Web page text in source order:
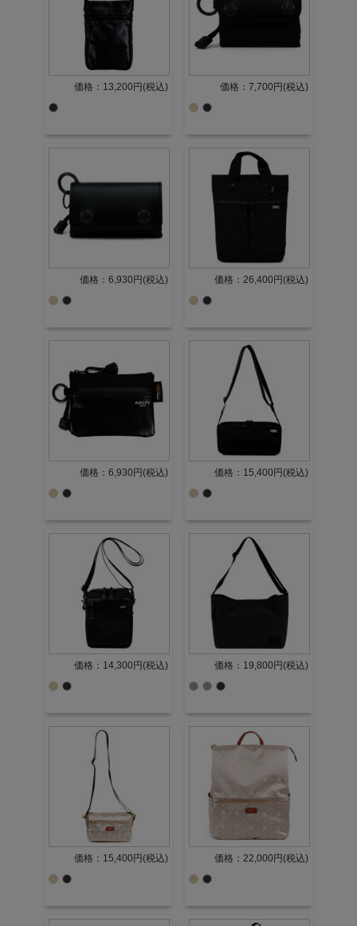
価格：13,200円(税込) 価格：7,700円(税込)
価格：6,930円(税込) 価格：26,400円(税込)
価格：6,930円(税込) 価格：15,400円(税込)
価格：14,300円(税込) 価格：19,800円(税込)
価格：15,400円(税込) 価格：22,000円(税込)